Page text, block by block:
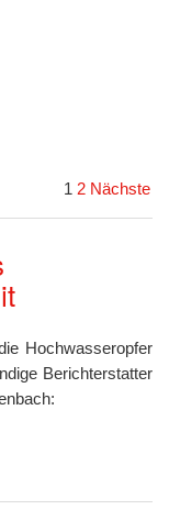
1 2 Nächste
Hochwasseropfer
Berichterstatter